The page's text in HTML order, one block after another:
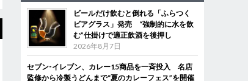
ビールだけ飲むと倒れる「ふらつく
ビアグラス」発売 “強制的に水を飲
む”仕掛けで適正飲酒を後押し
2026年8月7日
セブン‐イレブン、カレー15商品を一斉投入 名店
監修から冷製うどんまで“夏のカレーフェス”を開催